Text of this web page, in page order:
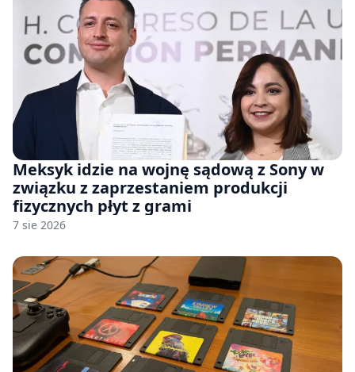
Meksyk idzie na wojnę sądową z Sony w
związku z zaprzestaniem produkcji
fizycznych płyt z grami
7 sie 2026